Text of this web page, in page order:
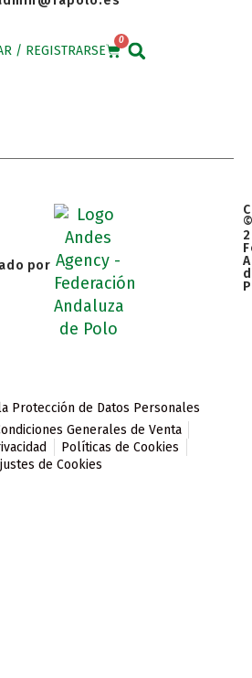
/ REGISTRARSE
0
por
Protección de Datos Personales
Generales de Venta
Políticas de Cookies
de Cookies